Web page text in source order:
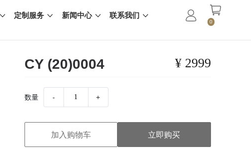
定制服务 新闻中心 联系我们
0
CY (20)0004 ¥ 2999
数量 - +
加入购物车 立即购买